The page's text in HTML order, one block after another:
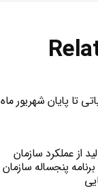
تا پایان شهریور ماه
از عملکرد سازمان
پنجساله سازمان